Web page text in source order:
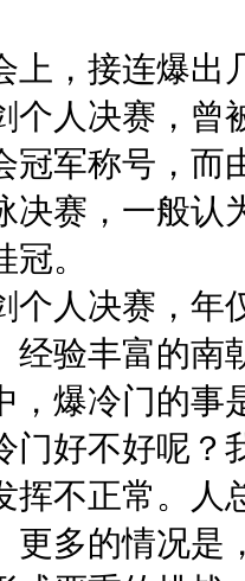
上，接连爆出
个人决赛，
冠军称号，而
决赛，一般认
。
个人决赛，
经验丰富的南
，爆冷门的事
门好不好呢？
挥不正常。人
更多的情况是